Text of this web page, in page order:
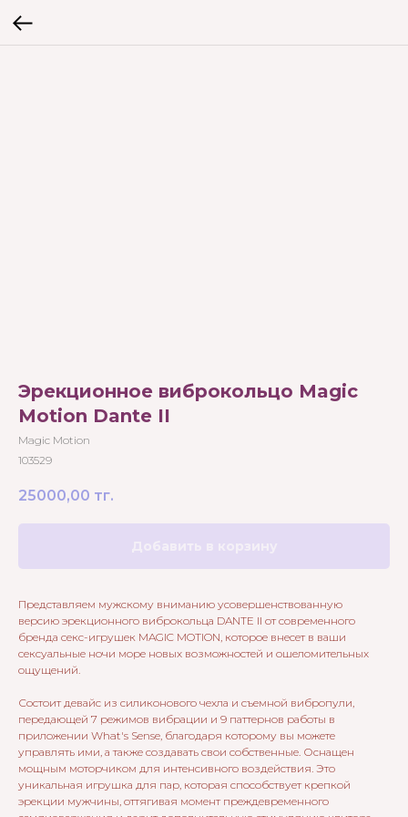
Эрекционное виброкольцо Magic
Motion Dante II
Magic Motion
103529
25000,00 тг.
Представляем мужскому вниманию усовершенствованную
версию эрекционного виброкольца DANTE II от современного
бренда секс-игрушек MAGIC MOTION, которое внесет в ваши
сексуальные ночи море новых возможностей и ошеломительных
ощущений.
Состоит девайс из силиконового чехла и съемной вибропули,
передающей 7 режимов вибрации и 9 паттернов работы в
приложении What's Sense, благодаря которому вы можете
управлять ими, а также создавать свои собственные. Оснащен
мощным моторчиком для интенсивного воздействия. Это
уникальная игрушка для пар, которая способствует крепкой
эрекции мужчины, оттягивая момент преждевременного